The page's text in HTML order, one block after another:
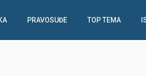
PRAVOSUĐE TOP TEMA